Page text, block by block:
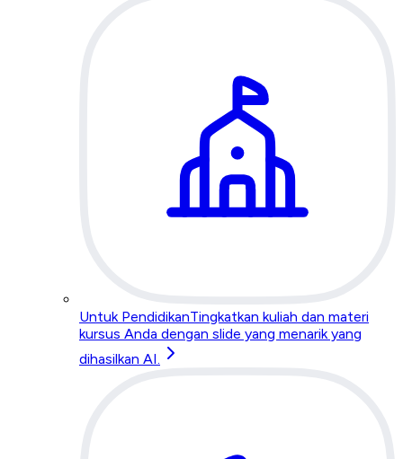
Untuk PendidikanTingkatkan kuliah dan materi
kursus Anda dengan slide yang menarik yang
dihasilkan AI.